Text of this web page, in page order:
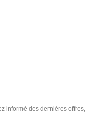
informé des dernières offres,